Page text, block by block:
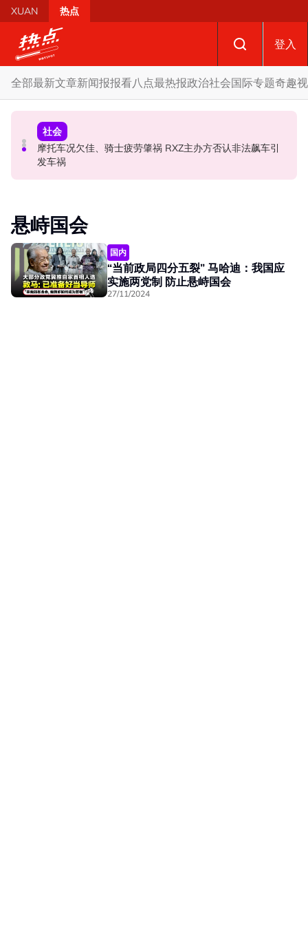
Skip to main content
XUAN 热点
登入
全部最新文章新闻报报看八点最热报政治社会国际专题奇趣
政治
柔森州选合作奏效 阿末马斯兰吁国阵国盟携手迎战甲州选
财经
SST成华商远离希盟因素？ 阿末马斯兰：华裔商家更倾向
GST机制
社会
摩托车况欠佳、骑士疲劳肇祸 RXZ主办方否认非法飙车引
发车祸
悬峙国会
国内
“当前政局四分五裂” 马哈迪：我国应
实施两党制 防止悬峙国会
27/11/2024